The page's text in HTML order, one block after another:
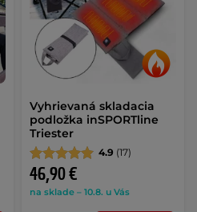
Vyhrievaná skladacia
podložka inSPORTline
Triester
4.9 (17)
46,90 €
na sklade – 10.8. u Vás